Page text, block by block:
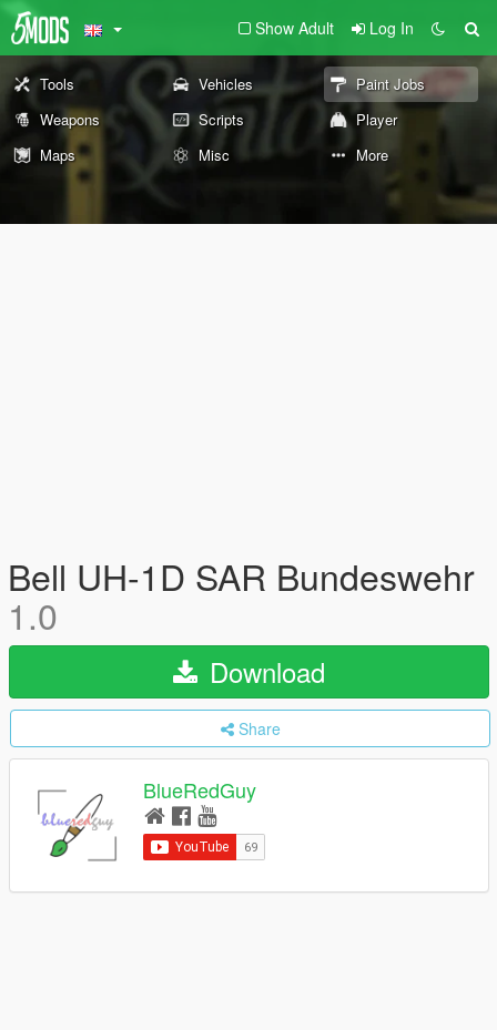
Show Adult Log In
Tools Vehicles
Paint Jobs
Weapons
Scripts
Player
Maps
Misc More
Bell UH-1D SAR Bundeswehr
1.0
Download
Share
BlueRedGuy